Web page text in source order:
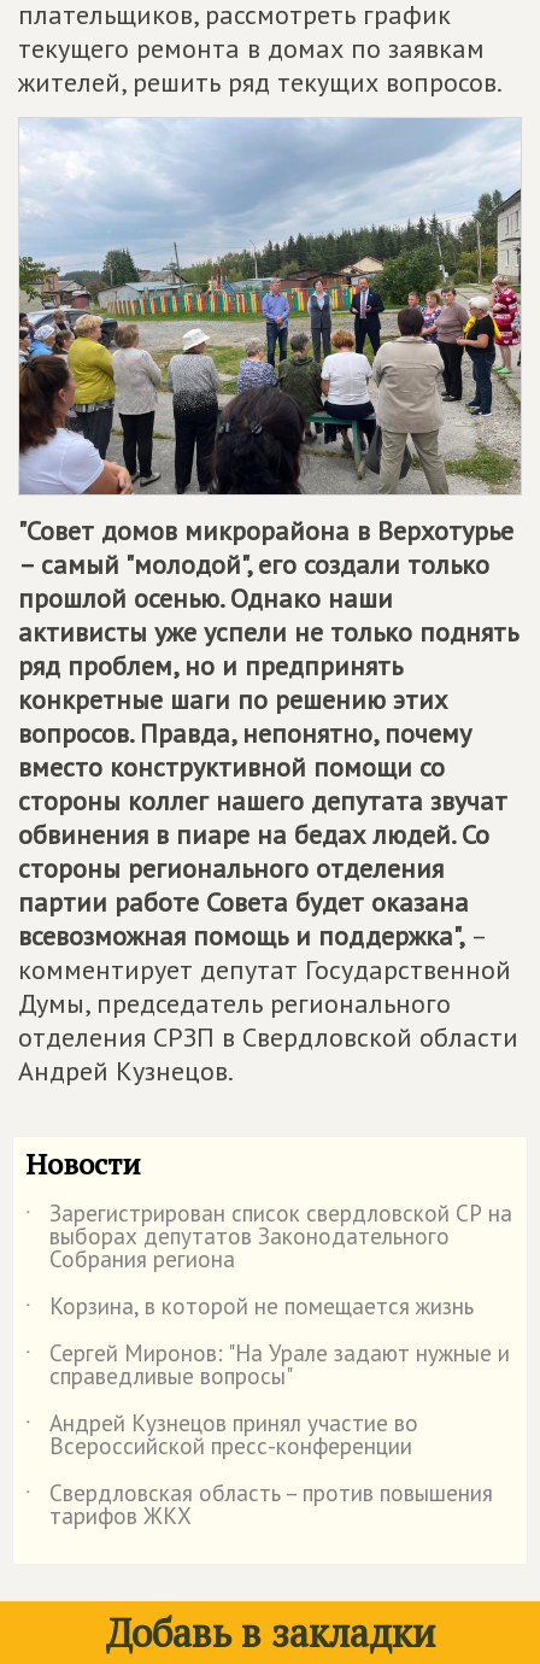
плательщиков, рассмотреть график
текущего ремонта в домах по заявкам
жителей, решить ряд текущих вопросов.
"Совет домов микрорайона в Верхотурье
– самый "молодой", его создали только
прошлой осенью. Однако наши
активисты уже успели не только поднять
ряд проблем, но и предпринять
конкретные шаги по решению этих
вопросов. Правда, непонятно, почему
вместо конструктивной помощи со
стороны коллег нашего депутата звучат
обвинения в пиаре на бедах людей. Со
стороны регионального отделения
партии работе Совета будет оказана
всевозможная помощь и поддержка", –
комментирует депутат Государственной
Думы, председатель регионального
отделения СРЗП в Свердловской области
Андрей Кузнецов.
Новости
˙ Зарегистрирован список свердловской СР на
выборах депутатов Законодательного
Собрания региона
˙
Корзина, в которой не помещается жизнь
˙
Сергей Миронов: "На Урале задают нужные и
справедливые вопросы"
˙
Андрей Кузнецов принял участие во
Всероссийской пресс-конференции
˙
Свердловская область – против повышения
тарифов ЖКХ
Добавь в закладки